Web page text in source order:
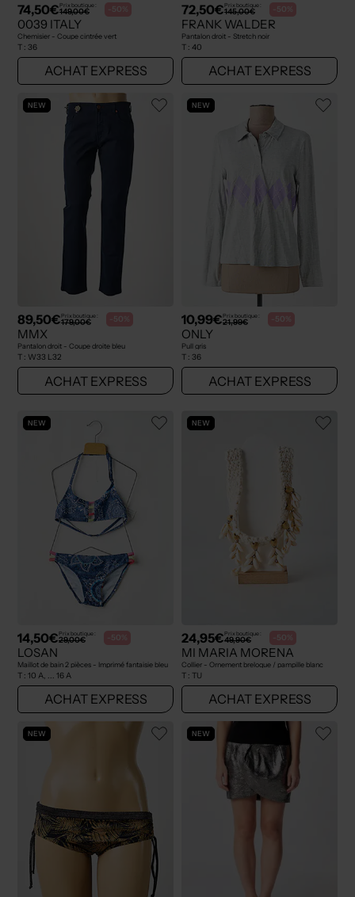
74,50€Prix boutique :
149,00€ -50%
0039 ITALY
Chemisier - Coupe cintrée vert
T : 36
ACHAT EXPRESS
72,50€Prix boutique :
145,00€ -50%
FRANK WALDER
Pantalon droit - Stretch noir
T : 40
ACHAT EXPRESS
NEW
89,50€Prix boutique :
179,00€ -50%
MMX
Pantalon droit - Coupe droite bleu
T : W33 L32
ACHAT EXPRESS
NEW
10,99€Prix boutique :
21,99€ -50%
ONLY
Pull gris
T : 36
ACHAT EXPRESS
NEW
14,50€Prix boutique :
29,00€ -50%
LOSAN
Maillot de bain 2 pièces - Imprimé fantaisie bleu
T : 10 A, ... 16 A
ACHAT EXPRESS
NEW
24,95€Prix boutique :
49,90€ -50%
MI MARIA MORENA
Collier - Ornement breloque / pampille blanc
T : TU
ACHAT EXPRESS
NEW NEW